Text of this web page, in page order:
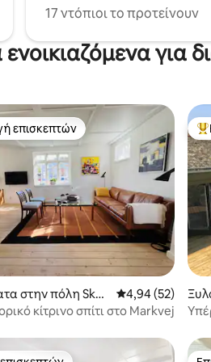
17 ντόπιοι το προτείνουν
ενοικιαζόμενα για
στα 5, 4 κριτικές
επιλογή επισκεπτών
επισκεπτών
στην πόλη Skag
Μέση
4,94 (52)
κίτρινο σπίτι στο Markvej